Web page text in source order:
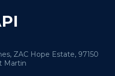
ZAC Hope Estate, 97150
Martin